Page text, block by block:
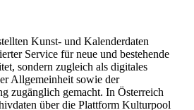
Kunst- und Kalenderdaten
Service für neue und bestehende
sondern zugleich als digitales
Allgemeinheit sowie der
zugänglich gemacht. In Österreich
über die Plattform Kulturpool